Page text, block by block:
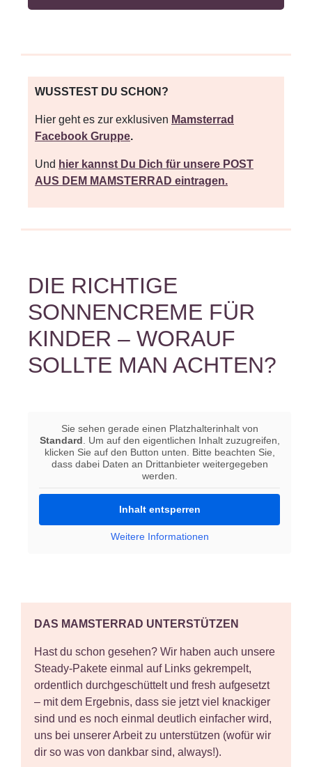
WUSSTEST DU SCHON?
Hier geht es zur exklusiven Mamsterrad
Facebook Gruppe.
Und hier kannst Du Dich für unsere POST
AUS DEM MAMSTERRAD eintragen.
DIE RICHTIGE
SONNENCREME FÜR
KINDER – WORAUF
SOLLTE MAN ACHTEN?
Sie sehen gerade einen Platzhalterinhalt von
Standard . Um auf den eigentlichen Inhalt zuzugreifen,
klicken Sie auf den Button unten. Bitte beachten Sie,
dass dabei Daten an Drittanbieter weitergegeben
werden.
Inhalt entsperren
Weitere Informationen
DAS MAMSTERRAD UNTERSTÜTZEN
Hast du schon gesehen? Wir haben auch unsere
Steady-Pakete einmal auf Links gekrempelt,
ordentlich durchgeschüttelt und fresh aufgesetzt
– mit dem Ergebnis, dass sie jetzt viel knackiger
sind und es noch einmal deutlich einfacher wird,
uns bei unserer Arbeit zu unterstützen (wofür wir
dir so was von dankbar sind, always!).